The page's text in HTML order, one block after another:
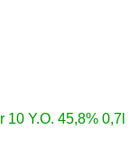
10 Y.O. 45,8% 0,7l